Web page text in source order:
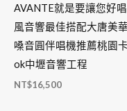
AVANTE就是要讓您好
風音響最佳搭配大唐美
嗓音圓伴唱機推薦桃園
ok中壢音響工程
NT$16,500